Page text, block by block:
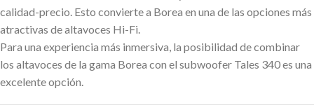
calidad-precio. Esto convierte a Borea en una de las opciones más
atractivas de altavoces Hi-Fi.
Para una experiencia más inmersiva, la posibilidad de combinar
los altavoces de la gama Borea con el subwoofer Tales 340 es una
excelente opción.